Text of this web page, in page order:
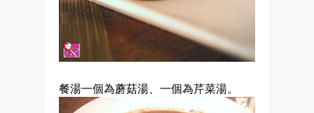
餐湯一個為蘑菇湯、一個為芹菜湯。